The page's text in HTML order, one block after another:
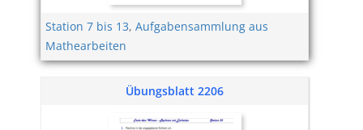
Station 7 bis 13, Aufgabensammlung aus
Mathearbeiten
Übungsblatt 2206